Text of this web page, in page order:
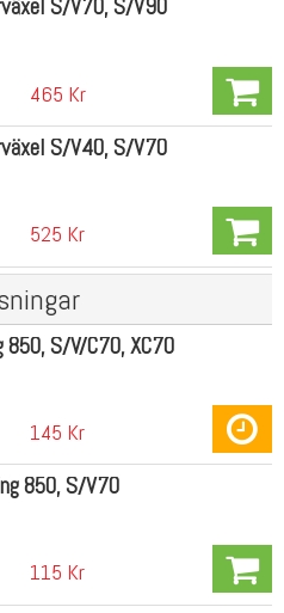
S/V70, S/V90
465 Kr
S/V40, S/V70
525 Kr
S/V/C70, XC70
145 Kr
850, S/V70
115 Kr